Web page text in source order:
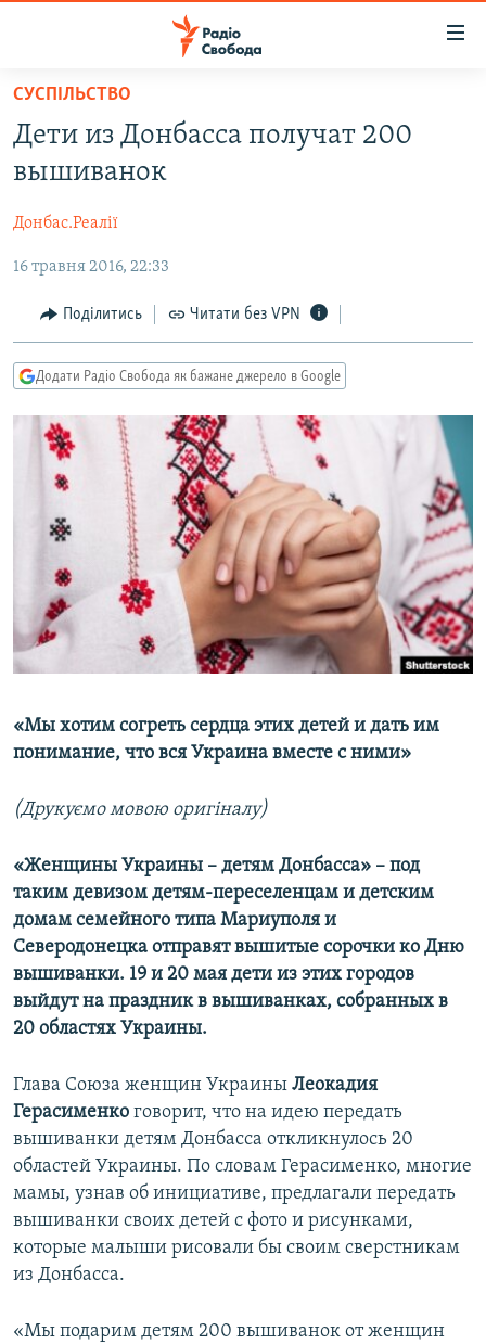
Перейти
основного
матеріалу
до
навігації
Перейти
пошуку
РАДІО СВОБОДА – 70 РОКІВ
ВСЕ ЗА ДОБУ
ПОЛІТИКА
ЕКОНОМІКА
СУСПІЛЬСТВО
СПОРТ
УКРАЇНА
СВІТ
ВІЙНА
РОСІЙСЬКА «ФІЛЬТРАЦІЯ»
ДОНБАС.РЕАЛІЇ
КРИМ.РЕАЛІЇ
ТИ ЯК?
СХЕМИ
КИТАЙ.ВИКЛИКИ
МУЛЬТИМЕДІА
ФОТО
СПЕЦПРОЄКТИ
ПОДКАСТИ
УКР
Усі сайти RFE/RL
СУСПІЛЬСТВО
Дети из Донбасса получат 200
вышиванок
Донбас.Реалії
16 травня 2016, 22:33
Поділитись Читати без VPN
Додати Радіо Свобода як бажане джерело в Google
«Мы хотим согреть сердца этих детей и дать им
понимание, что вся Украина вместе с ними»
(Друкуємо мовою оригіналу)​
«Женщины Украины – детям Донбасса»​ – под
таким девизом детям-переселенцам и детским
домам семейного типа Мариуполя и
Северодонецка отправят вышитые сорочки ко Дню
вышиванки. 19 и 20 мая дети из этих городов
выйдут на праздник в вышиванках, собранных в
20 областях Украины.
Глава Союза женщин Украины Леокадия
Герасименко говорит, что на идею передать
вышиванки детям Донбасса откликнулось 20
областей Украины. По словам Герасименко, многие
мамы, узнав об инициативе, предлагали передать
вышиванки своих детей с фото и рисунками,
которые малыши рисовали бы своим сверстникам
из Донбасса.
«Мы подарим детям 200 вышиванок от женщин